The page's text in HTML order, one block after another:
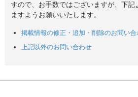
すので、お手数ではございますが、下記
ますようお願いいたします。
掲載情報の修正・追加・削除のお問い合
上記以外のお問い合わせ